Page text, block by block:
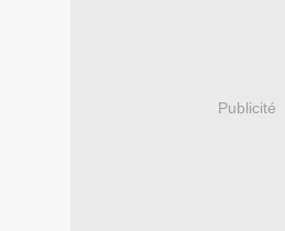
Publicité